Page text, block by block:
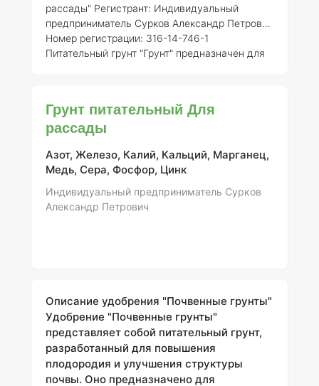
рассады" Регистрант: Индивидуальный
предприниматель Сурков Александр Петрович
Номер регистрации: 316-14-746-1
Питательный грунт "Грунт" предназначен для
развития. Данное удобрение разработано с
учетом требований современных
выращивания растений в России. Состав и
концентрация элементов: 1.Азот (N):
- Способствует росту в
Грунт питательный Для
рассады
Азот, Железо, Калий, Кальций, Марганец,
Медь, Сера, Фосфор, Цинк
Индивидуальный предприниматель Сурков
Александр Петрович
Описание удобрения "Почвенные грунты"
Удобрение "Почвенные грунты"
представляет собой питательный грунт,
разработанный для повышения
плодородия и улучшения структуры
почвы. Оно предназначено для